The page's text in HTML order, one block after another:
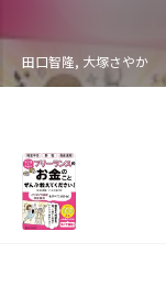
田口智隆, 大塚さやか